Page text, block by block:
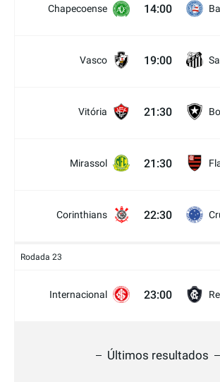
Chapecoense 14:00
Vasco 19:00
Vitória 21:30
Mirassol 21:30
Corinthians 22:30
Rodada 23
Internacional 23:00
Últimos resultados